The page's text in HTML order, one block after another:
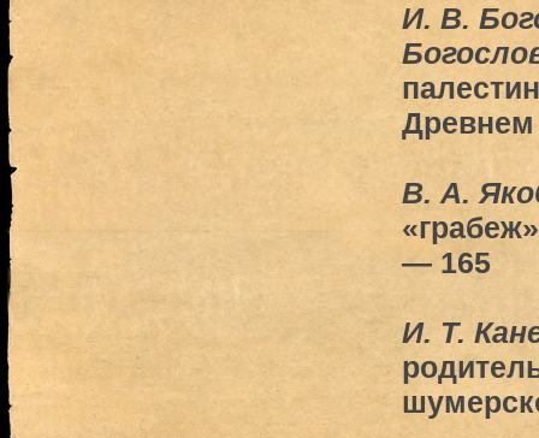
И. В.
Древнем
B. А.
— 165
И. Т.